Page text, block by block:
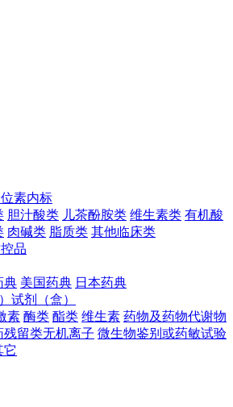
素内标
胆汁酸类 儿茶酚胺类 维生素类 有机酸
肉碱类 脂质类 其他临床类
品
典 美国药典 日本药典
试剂（盒）
素 酶类 酯类 维生素 药物及药物代谢物
残留类无机离子 微生物鉴别或药敏试验
它